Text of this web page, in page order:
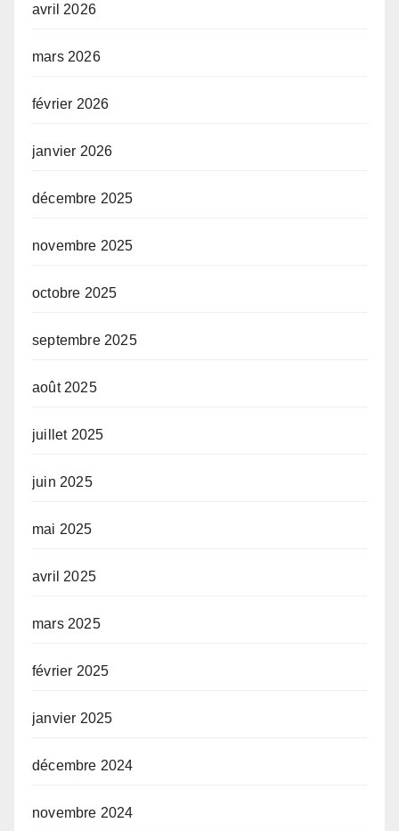
avril 2026
mars 2026
février 2026
janvier 2026
décembre 2025
novembre 2025
octobre 2025
septembre 2025
août 2025
juillet 2025
juin 2025
mai 2025
avril 2025
mars 2025
février 2025
janvier 2025
décembre 2024
novembre 2024